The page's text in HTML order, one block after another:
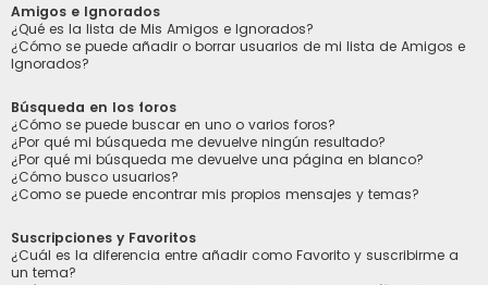
Amigos e Ignorados
¿Qué es la lista de Mis Amigos e Ignorados?
¿Cómo se puede añadir o borrar usuarios de mi lista de Amigos e
Ignorados?
Búsqueda en los foros
¿Cómo se puede buscar en uno o varios foros?
¿Por qué mi búsqueda me devuelve ningún resultado?
¿Por qué mi búsqueda me devuelve una página en blanco?
¿Cómo busco usuarios?
¿Como se puede encontrar mis propios mensajes y temas?
Suscripciones y Favoritos
¿Cuál es la diferencia entre añadir como Favorito y suscribirme a
un tema?